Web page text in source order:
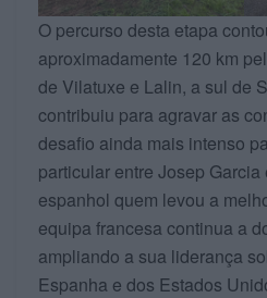
O percurso desta etapa
aproximadamente 120 km
de Vilatuxe e Lalin, a sul de
contribuiu para agravar as
desafio ainda mais intenso
particular entre Josep
espanhol quem levou a
equipa francesa continua a
ampliando a sua liderança
Espanha e dos Estados